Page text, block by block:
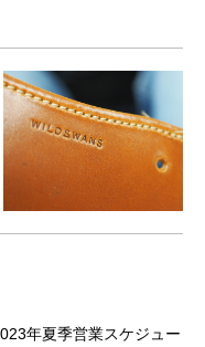
年夏季営業スケジュー